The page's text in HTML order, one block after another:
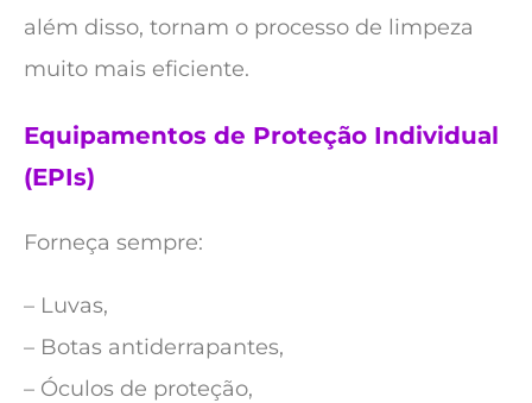
além disso, tornam o processo de limpeza
muito mais eficiente.
Equipamentos de Proteção Individual
(EPIs)
Forneça sempre:
– Luvas,
– Botas antiderrapantes,
– Óculos de proteção,